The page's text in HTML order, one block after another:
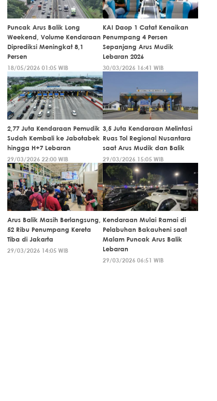
Puncak Arus Balik Long
Weekend, Volume Kendaraan
Diprediksi Meningkat 8,1
Persen
18/05/2026 01:05 WIB
KAI Daop 1 Catat Kenaikan
Penumpang 4 Persen
Sepanjang Arus Mudik
Lebaran 2026
30/03/2026 16:41 WIB
2,77 Juta Kendaraan Pemudik
Sudah Kembali ke Jabotabek
hingga H+7 Lebaran
29/03/2026 22:00 WIB
3,5 Juta Kendaraan Melintasi
Ruas Tol Regional Nusantara
saat Arus Mudik dan Balik
29/03/2026 15:05 WIB
Arus Balik Masih Berlangsung,
52 Ribu Penumpang Kereta
Tiba di Jakarta
29/03/2026 14:05 WIB
Kendaraan Mulai Ramai di
Pelabuhan Bakauheni saat
Malam Puncak Arus Balik
Lebaran
29/03/2026 06:51 WIB